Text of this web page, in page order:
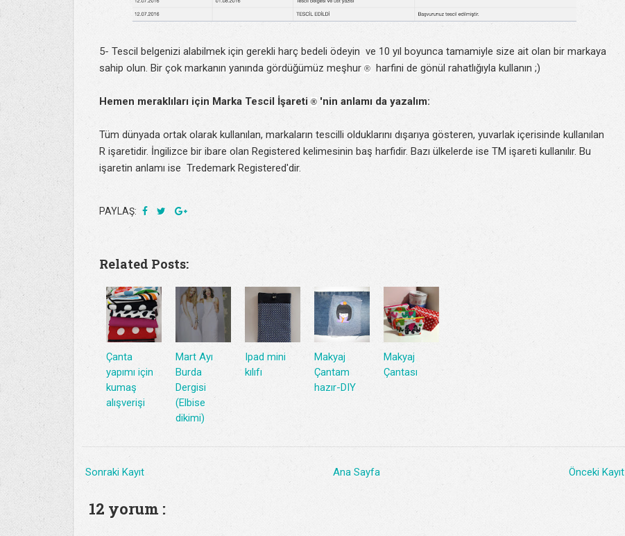
5- Tescil belgenizi alabilmek için gerekli harç bedeli ödeyin ve 10 yıl boyunca tamamiyle size ait olan bir markaya
sahip olun. Bir çok markanın yanında gördüğümüz meşhur ® harfini de gönül rahatlığıyla kullanın ;)
Hemen meraklıları için Marka Tescil İşareti ® 'nin anlamı da yazalım:
Tüm dünyada ortak olarak kullanılan, markaların tescilli olduklarını dışarıya gösteren, yuvarlak içerisinde kullanılan
R işaretidir. İngilizce bir ibare olan Registered kelimesinin baş harfidir. Bazı ülkelerde ise TM işareti kullanılır. Bu
işaretin anlamı ise Tredemark Registered'dir.
PAYLAŞ:
Related Posts:
Çanta
yapımı için
kumaş
alışverişi
Mart Ayı
Burda
Dergisi
(Elbise
dikimi)
Ipad mini
kılıfı
Makyaj
Çantam
hazır-DIY
Makyaj
Çantası
Sonraki Kayıt Önceki Kayıt
Ana Sayfa
12 yorum :